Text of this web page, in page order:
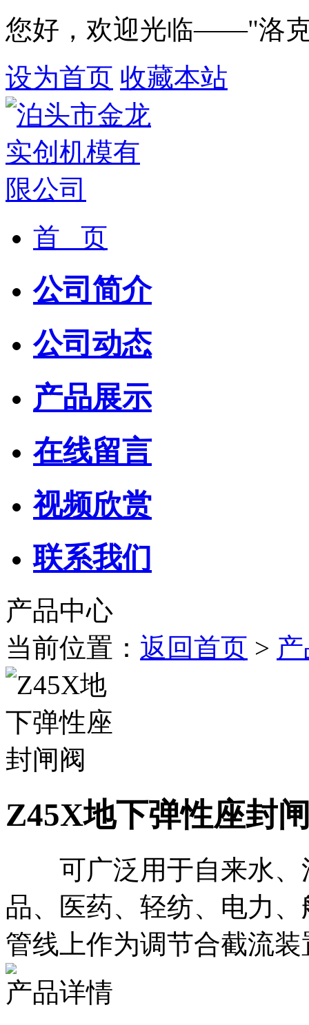
您好，欢迎光临——"洛
设为首页 收藏本站
首 页
公司简介
公司动态
产品展示
在线留言
视频欣赏
联系我们
产品中心
当前位置： 返回首页 >
Z45X地下弹性座封
可广泛用于自来水、
品、医药、轻纺、电力
管线上作为调节合截流
产品详情